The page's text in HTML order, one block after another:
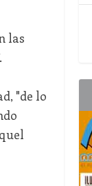
las
"de lo